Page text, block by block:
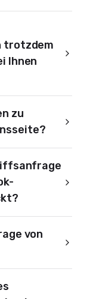
trotzdem
Ihnen
zu
von